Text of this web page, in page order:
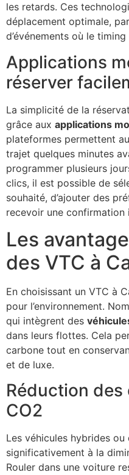
les retards. Ces
déplacement optimale,
d’événements où le
Applications
réserver
La simplicité de la
grâce aux applications
plateformes permettent
trajet quelques minutes
programmer plusieurs
clics, il est possible de
souhaité, d’ajouter des
recevoir une confirmation
Les
des VTC à
En choisissant un VTC à
pour l’environnement.
qui intègrent des
dans leurs flottes. Cela
carbone tout en
et de luxe.
Réduction
CO2
Les véhicules hybrides
significativement à la
Rouler dans une voiture